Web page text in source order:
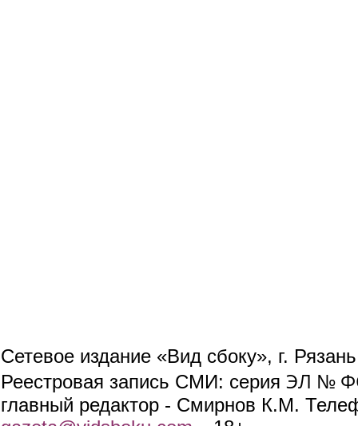
Сетевое издание «Вид сбоку», г.
Реестровая запись СМИ: серия ЭЛ №
главный редактор - Смирнов К.М.
(link sends e-mail)